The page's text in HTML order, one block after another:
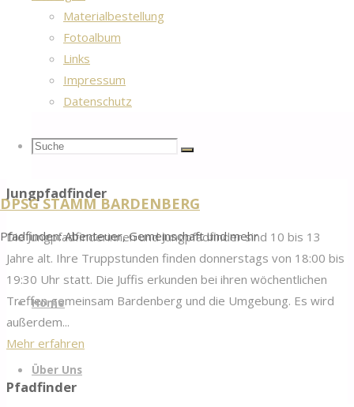
Materialbestellung
Fotoalbum
Links
Impressum
Datenschutz
Suche
Suchen
nach:
Suche
DPSG STAMM BARDENBERG
Pfadfinden: Abenteuer, Gemeinschaft und mehr
Zum
Inhalt
springen
Home
Über Uns
Wölflinge
Bei den Wölflingen sind Kinder zwischen 7 und 10 Jahren
willkommen. Die Truppstunden sind freitags zwischen 17:45
und 19:15 Uhr. In dieser Zeit wird zusammen gespielt, getobt
Mehr erfahren
Jungpfadfinder
Die Jungpfadfinderinnen und Jungpfadfinder sind 10 bis 13
Jahre alt. Ihre Truppstunden finden donnerstags von 18:00 bis
19:30 Uhr statt. Die Juffis erkunden bei ihren wöchentlichen
Treffen gemeinsam Bardenberg und die Umgebung. Es wird
außerdem...
Mehr erfahren
Pfadfinder